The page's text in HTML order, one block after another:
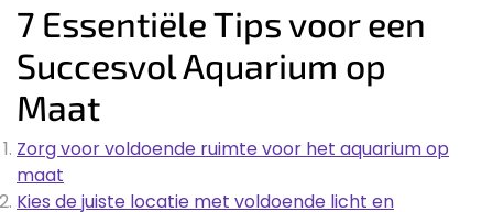
7 Essentiële Tips voor een
Succesvol Aquarium op
Maat
Zorg voor voldoende ruimte voor het aquarium op
maat
Kies de juiste locatie met voldoende licht en